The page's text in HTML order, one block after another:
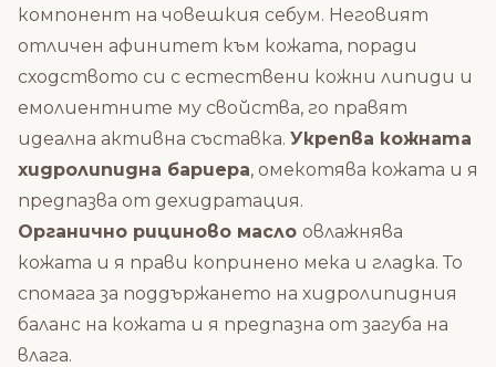
компонент на човешкия себум. Неговият
отличен афинитет към кожата, поради
сходството си с естествени кожни липиди и
емолиентните му свойства, го правят
идеална активна съставка. Укрепва кожната
хидролипидна бариера, омекотява кожата и я
предпазва от дехидратация.
Органично рициново масло овлажнява
кожата и я прави копринено мека и гладка. То
спомага за поддържането на хидролипидния
баланс на кожата и я предпазна от загуба на
влага.